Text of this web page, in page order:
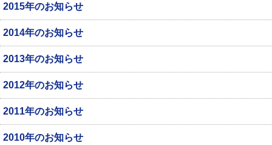
2015年のお知らせ
2014年のお知らせ
2013年のお知らせ
2012年のお知らせ
2011年のお知らせ
2010年のお知らせ